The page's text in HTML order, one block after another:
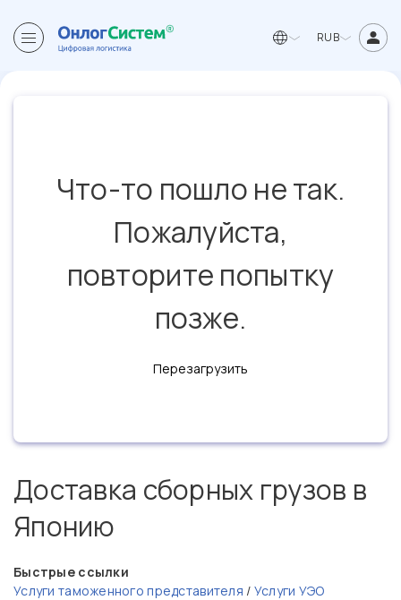
RUB
Что-то пошло не так.
Пожалуйста,
повторите попытку
позже.
Перезагрузить
Доставка сборных грузов в
Японию
Быстрые ссылки
Услуги таможенного представителя / Услуги УЭО